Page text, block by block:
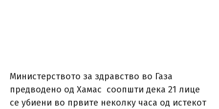
Министерството за здравство во Газа
предводено од Хамас соопшти дека 21 лицe
се убиени во првите неколку часа од истекот